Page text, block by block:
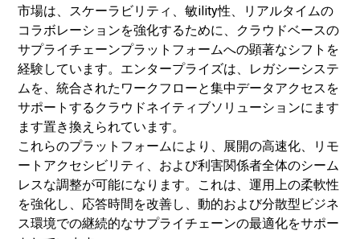
市場は、スケーラビリティ、敏ility性、リアルタイムの
コラボレーションを強化するために、クラウドベースの
サプライチェーンプラットフォームへの顕著なシフトを
経験しています。エンタープライズは、レガシーシステ
ムを、統合されたワークフローと集中データアクセスを
サポートするクラウドネイティブソリューションにます
ます置き換えられています。
これらのプラットフォームにより、展開の高速化、リモ
ートアクセシビリティ、および利害関係者全体のシーム
レスな調整が可能になります。これは、運用上の柔軟性
を強化し、応答時間を改善し、動的および分散型ビジネ
ス環境での継続的なサプライチェーンの最適化をサポー